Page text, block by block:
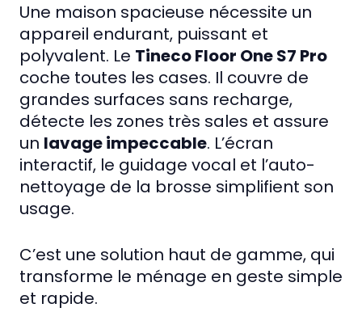
Une maison spacieuse nécessite un
appareil endurant, puissant et
polyvalent. Le Tineco Floor One S7 Pro
coche toutes les cases. Il couvre de
grandes surfaces sans recharge,
détecte les zones très sales et assure
un lavage impeccable. L’écran
interactif, le guidage vocal et l’auto-
nettoyage de la brosse simplifient son
usage.
C’est une solution haut de gamme, qui
transforme le ménage en geste simple
et rapide.